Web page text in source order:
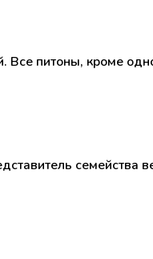
Все питоны, кроме